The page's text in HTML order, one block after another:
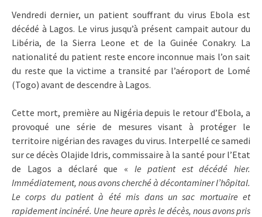
Vendredi dernier, un patient souffrant du virus Ebola est
décédé à Lagos. Le virus jusqu’à présent campait autour du
Libéria, de la Sierra Leone et de la Guinée Conakry. La
nationalité du patient reste encore inconnue mais l’on sait
du reste que la victime a transité par l’aéroport de Lomé
(Togo) avant de descendre à Lagos.
Cette mort, première au Nigéria depuis le retour d’Ebola, a
provoqué une série de mesures visant à protéger le
territoire nigérian des ravages du virus. Interpellé ce samedi
sur ce décès Olajide Idris, commissaire à la santé pour l’Etat
de Lagos a déclaré que « le patient est décédé hier.
Immédiatement, nous avons cherché à décontaminer l’hôpital.
Le corps du patient à été mis dans un sac mortuaire et
rapidement incinéré. Une heure après le décès, nous avons pris